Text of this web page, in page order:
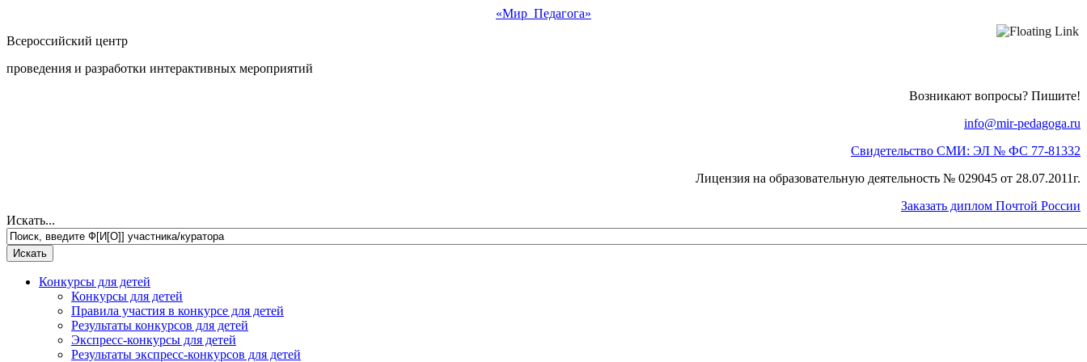
«Мир Педагога»
Всероссийский центр
проведения и разработки интерактивных мероприятий
Возникают вопросы? Пишите!
info@mir-pedagoga.ru
Свидетельство СМИ: ЭЛ № ФС 77-81332
Лицензия на образовательную деятельность № 029045 от 28.07.2011г.
Заказать диплом Почтой России
Искать...
Конкурсы для детей
Конкурсы для детей
Правила участия в конкурсе для детей
Результаты конкурсов для детей
Экспресс-конкурсы для детей
Результаты экспресс-конкурсов для детей